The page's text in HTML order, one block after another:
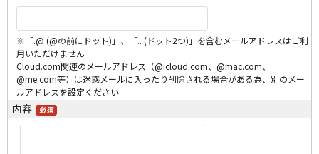
※「.@ (@の前にドット)」、「.. (ドット2つ)」を含むメールアドレスはご利
用いただけません
Cloud.com関連のメールアドレス（@icloud.com、@mac.com、
@me.com等）は迷惑メールに入ったり削除される場合がある為、別のメー
ルアドレスを設定ください
内容